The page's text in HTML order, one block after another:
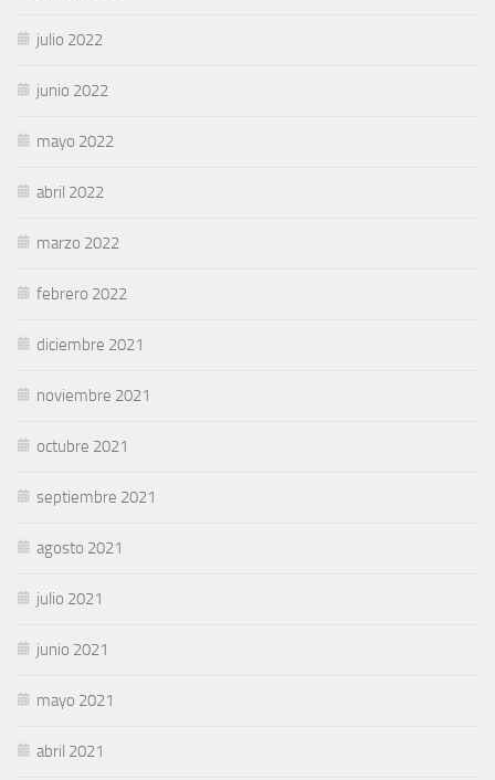
julio 2022
junio 2022
mayo 2022
abril 2022
marzo 2022
febrero 2022
diciembre 2021
noviembre 2021
octubre 2021
septiembre 2021
agosto 2021
julio 2021
junio 2021
mayo 2021
abril 2021